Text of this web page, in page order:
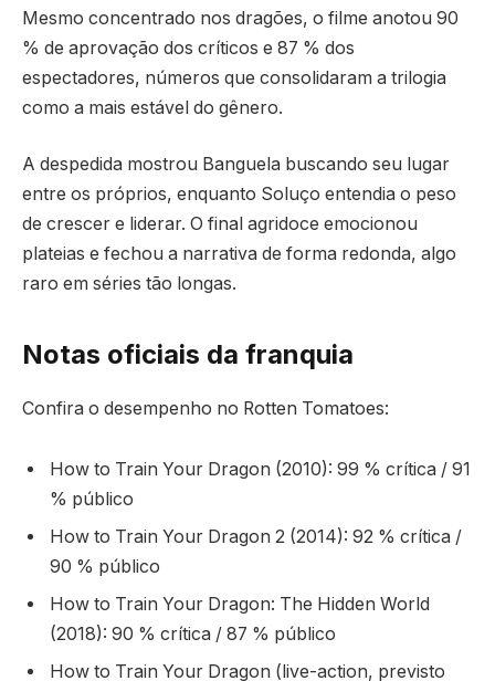
Mesmo concentrado nos dragões, o filme anotou 90
% de aprovação dos críticos e 87 % dos
espectadores, números que consolidaram a trilogia
como a mais estável do gênero.
A despedida mostrou Banguela buscando seu lugar
entre os próprios, enquanto Soluço entendia o peso
de crescer e liderar. O final agridoce emocionou
plateias e fechou a narrativa de forma redonda, algo
raro em séries tão longas.
Notas oficiais da franquia
Confira o desempenho no Rotten Tomatoes:
How to Train Your Dragon (2010): 99 % crítica / 91
% público
How to Train Your Dragon 2 (2014): 92 % crítica /
90 % público
How to Train Your Dragon: The Hidden World
(2018): 90 % crítica / 87 % público
How to Train Your Dragon (live-action, previsto